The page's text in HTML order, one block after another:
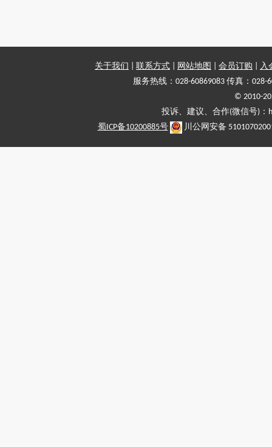
关于我们 联系方式 网站地图 会员订购
入
服务热线：028-60869083 传真：028-
© 2010-
投诉、建议、合作(微信号)
蜀ICP备10200885号
川公网安备